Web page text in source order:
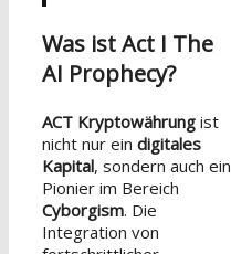
Was ist Act I The
AI Prophecy?
ACT Kryptowährung ist
nicht nur ein digitales
Kapital, sondern auch ein
Pionier im Bereich
Cyborgism. Die
Integration von